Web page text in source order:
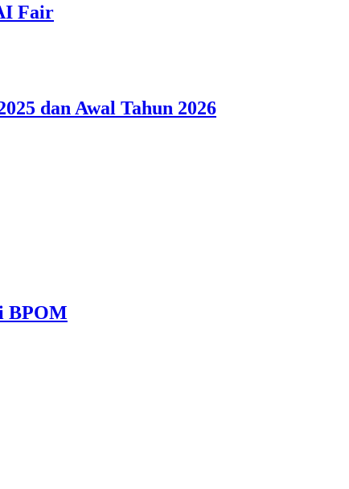
Fair
dan Awal Tahun 2026
BPOM